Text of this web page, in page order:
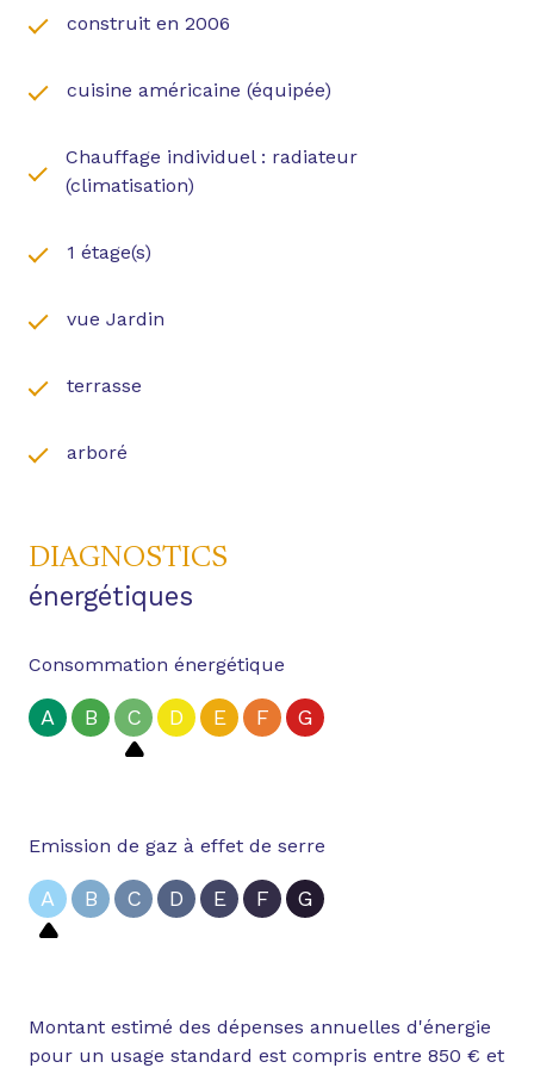
Informations financière : Taxe foncière 865€;
Flourens est un village dynamique bénéficiant
construit en 2006
cuisine américaine (équipée)
Chauffage individuel : radiateur
(climatisation)
1 étage(s)
vue Jardin
terrasse
arboré
DIAGNOSTICS
énergétiques
Consommation énergétique
A B C D E F G
Emission de gaz à effet de serre
A B C D E F G
Montant estimé des dépenses annuelles d'énergie
pour un usage standard est compris entre 850 € et